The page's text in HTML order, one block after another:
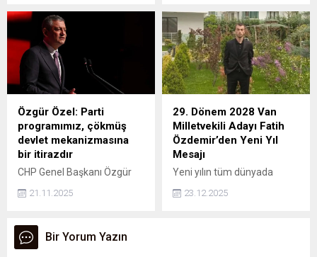
dünya gençleri adına
Cumhurbaşkanı Recep
Tayyip Erdoğan’a onur ödülü
takdim edilecek.
Trump, doların değer
kaybetmesinden endişe
duymadığını ve düşük
doların daha fazla para
kazandıracağını söyledi.
Özgür Özel: Parti
programımız, çökmüş
devlet mekanizmasına
bir itirazdır
CHP Genel Başkanı Özgür
Özel, CHP parti programı
taslağına ilişkin, Milletimiz;
yoksulu daha yoksul yapan,
kara bir düzen kuran, vergi
21.11.2025
29. Dönem 2028 Van
Milletvekili Adayı Fatih
Özdemir’den Yeni Yıl
Mesajı
Yeni yılın tüm dünyada
adalet ve merhamet
duygularının güçlendiği bir
23.12.2025
Bir Yorum Yazın